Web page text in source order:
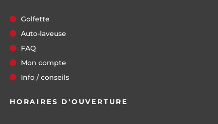
Golfette
Auto-laveuse
FAQ
Mon compte
Info / conseils
HORAIRES D'OUVERTURE